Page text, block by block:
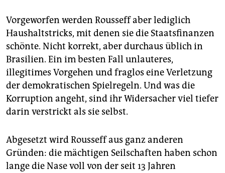
Vorgeworfen werden Rousseff aber lediglich
Haushaltstricks, mit denen sie die Staatsfinanzen
schönte. Nicht korrekt, aber durchaus üblich in
Brasilien. Ein im besten Fall unlauteres,
illegitimes Vorgehen und fraglos eine Verletzung
der demokratischen Spielregeln. Und was die
Korruption angeht, sind ihr Widersacher viel tiefer
darin verstrickt als sie selbst.
Abgesetzt wird Rousseff aus ganz anderen
Gründen: die mächtigen Seilschaften haben schon
lange die Nase voll von der seit 13 Jahren